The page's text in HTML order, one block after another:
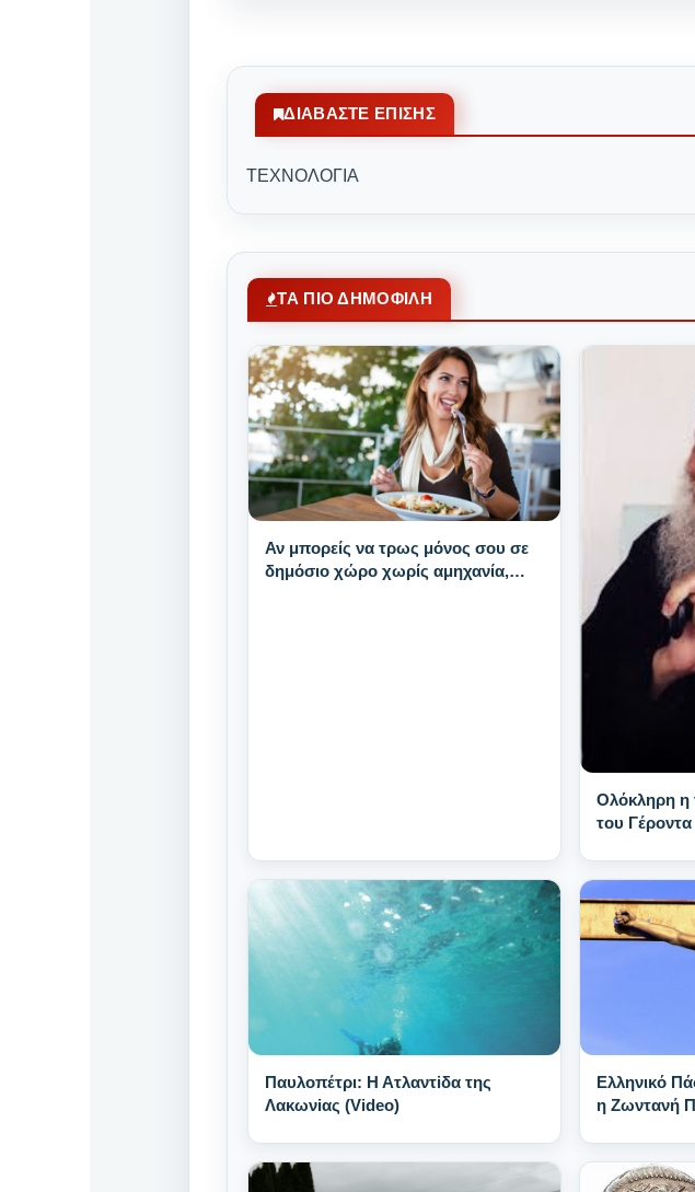
ΔΙΑΒΆΣΤΕ ΕΠΊΣΗΣ
ΤΕΧΝΟΛΟΓΙΑ
ΤΑ ΠΙΟ ΔΗΜΟΦΙΛΗ
Αν μπορείς να τρως μόνος σου σε
δημόσιο χώρο χωρίς αμηχανία,
Ολόκληρη η
του
Παυλοπέτρι: Η Ατλαντiδα της
Λακωνiας (Video)
Ελληνικό
η Ζωντανή